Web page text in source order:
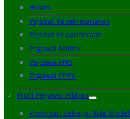
Hakim
Pejabat Kesekretariatan
Pejabat Kepaniteraan
Pegawai Militer
Pegawai PNS
Pegawai PPPK
Profil Pegawai Pilihan
Pimpinan Sebagai Role Model